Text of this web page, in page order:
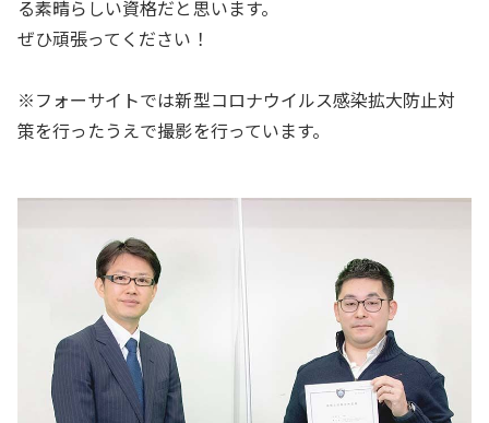
る素晴らしい資格だと思います。
ぜひ頑張ってください！
※フォーサイトでは新型コロナウイルス感染拡大防止対
策を行ったうえで撮影を行っています。